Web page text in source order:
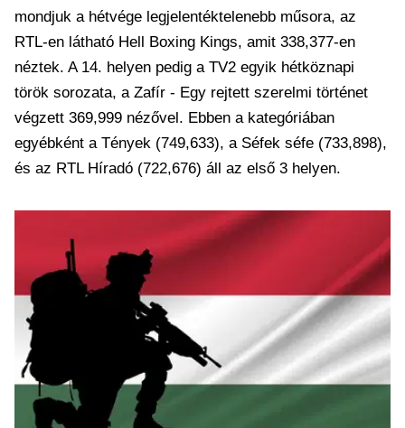
mondjuk a hétvége legjelentéktelenebb műsora, az
RTL-en látható Hell Boxing Kings, amit 338,377-en
néztek. A 14. helyen pedig a TV2 egyik hétköznapi
török sorozata, a Zafír - Egy rejtett szerelmi történet
végzett 369,999 nézővel. Ebben a kategóriában
egyébként a Tények (749,633), a Séfek séfe (733,898),
és az RTL Híradó (722,676) áll az első 3 helyen.